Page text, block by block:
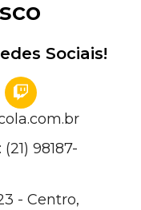
Sociais!
98187-
- Centro,